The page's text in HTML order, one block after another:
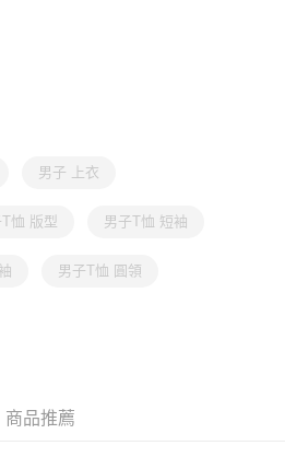
男子 上衣
恤 版型 男子T恤 短袖
男子T恤 圓領
商品推薦